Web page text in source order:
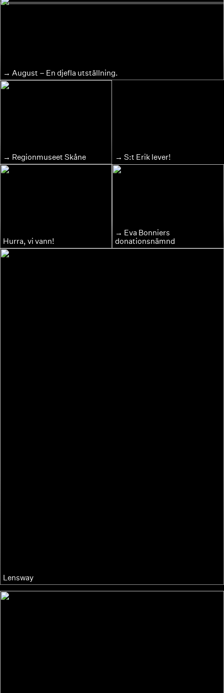
Regionmuseet Skåne
August – En djefla utställning.
S:t Erik lever!
Lensway
Hurra, vi vann!
Eva Bonniers
donationsnämnd